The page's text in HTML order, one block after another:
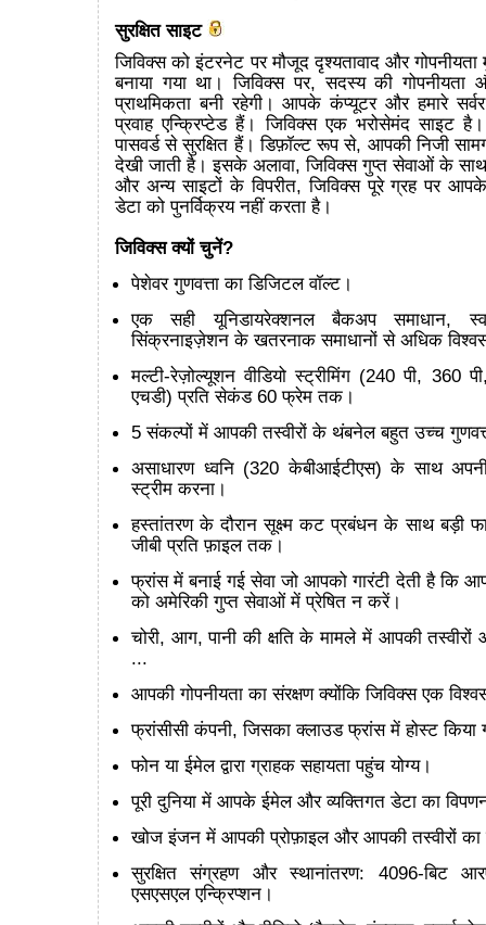
सुरक्षित साइट
जिविक्स को इंटरनेट पर मौजूद दृश्यतावाद और गोपनीयता
बनाया गया था। जिविक्स पर, सदस्य की गोपनीयता
प्राथमिकता बनी रहेगी। आपके कंप्यूटर और हमारे
प्रवाह एन्क्रिप्टेड हैं। जिविक्स एक भरोसेमंद साइट
पासवर्ड से सुरक्षित हैं। डिफ़ॉल्ट रूप से, आपकी निजी
देखी जाती है। इसके अलावा, जिविक्स गुप्त सेवाओं के
और अन्य साइटों के विपरीत, जिविक्स पूरे ग्रह पर
डेटा को पुनर्विक्रय नहीं करता है।
जिविक्स क्यों चुनें?
पेशेवर गुणवत्ता का डिजिटल वॉल्ट।
एक सही यूनिडायरेक्शनल बैकअप समाधान,
सिंक्रनाइज़ेशन के खतरनाक समाधानों से अधिक
मल्टी-रेज़ोल्यूशन वीडियो स्ट्रीमिंग (240 पी, 360
एचडी) प्रति सेकंड 60 फ्रेम तक।
5 संकल्पों में आपकी तस्वीरों के थंबनेल बहुत उच्च
असाधारण ध्वनि (320 केबीआईटीएस) के साथ
स्ट्रीम करना।
हस्तांतरण के दौरान सूक्ष्म कट प्रबंधन के साथ बड़ी
जीबी प्रति फ़ाइल तक।
फ्रांस में बनाई गई सेवा जो आपको गारंटी देती है कि
को अमेरिकी गुप्त सेवाओं में प्रेषित न करें।
चोरी, आग, पानी की क्षति के मामले में आपकी तस्वीरों
...
आपकी गोपनीयता का संरक्षण क्योंकि जिविक्स एक
फ्रांसीसी कंपनी, जिसका क्लाउड फ्रांस में होस्ट किया
फोन या ईमेल द्वारा ग्राहक सहायता पहुंच योग्य।
पूरी दुनिया में आपके ईमेल और व्यक्तिगत डेटा का
खोज इंजन में आपकी प्रोफ़ाइल और आपकी तस्वीरों का
सुरक्षित संग्रहण और स्थानांतरण: 4096-बिट
एसएसएल एन्क्रिप्शन।